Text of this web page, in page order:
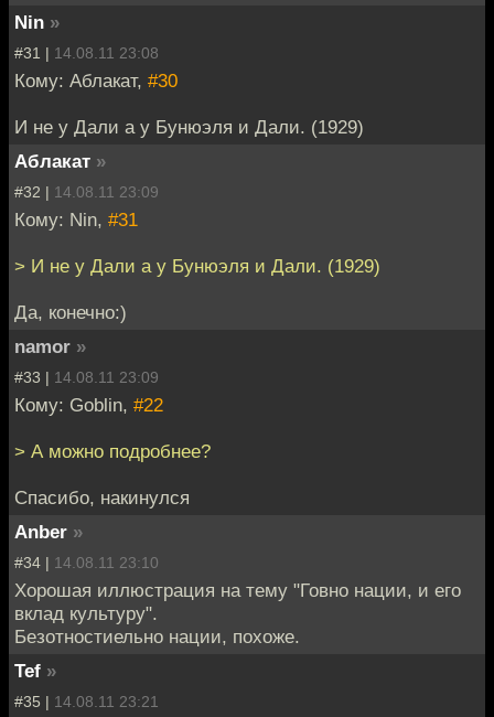
Nin »
#31 | 14.08.11 23:08
Кому: Аблакат, #30
И не у Дали а у Бунюэля и Дали. (1929)
Аблакат »
#32 | 14.08.11 23:09
Кому: Nin, #31
> И не у Дали а у Бунюэля и Дали. (1929)
Да, конечно:)
namor »
#33 | 14.08.11 23:09
Кому: Goblin, #22
> А можно подробнее?
Спасибо, накинулся
Anber »
#34 | 14.08.11 23:10
Хорошая иллюстрация на тему "Говно нации, и его
вклад культуру".
Безотностиельно нации, похоже.
Tef »
#35 | 14.08.11 23:21